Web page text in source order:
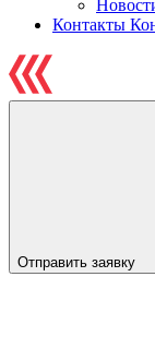
Контакты
Отправить заявку